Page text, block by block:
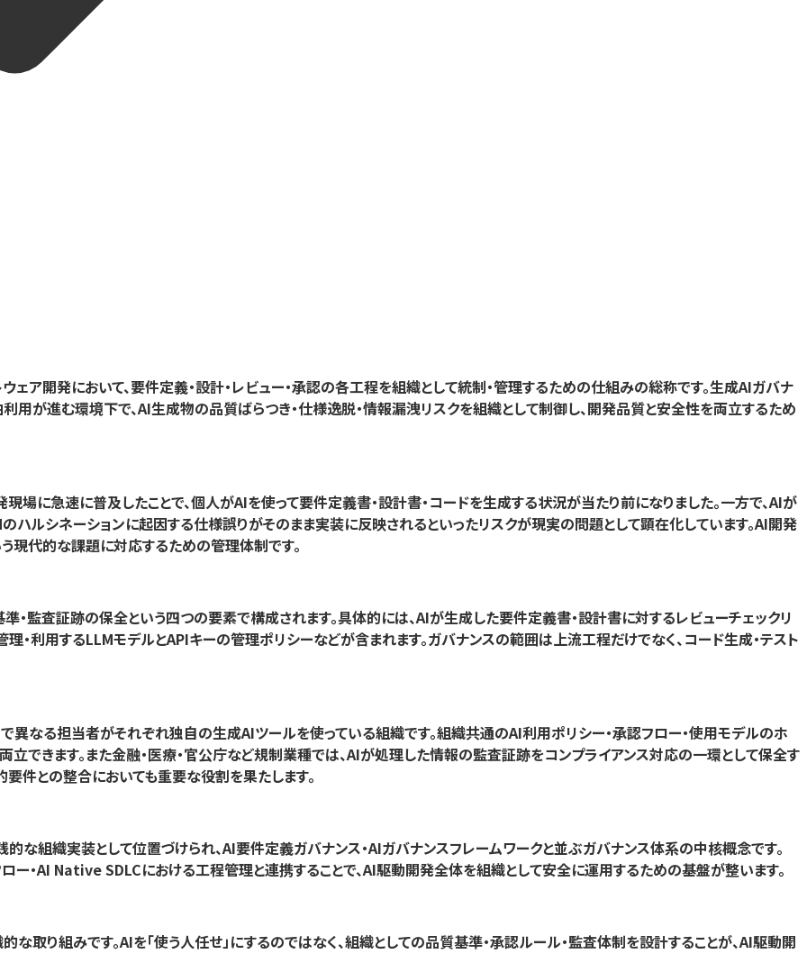
ア開発において、要件定義・設計・レビュー・承認の各工程を組織として統制・管理するための仕組みの総称です。生成AIガバナ
用が進む環境下で、AI生成物の品質ばらつき・仕様逸脱・情報漏洩リスクを組織として制御し、開発品質と安全性を両立するため
急速に普及したことで、個人がAIを使って要件定義書・設計書・コードを生成する状況が当たり前になりました。一方で、AIが
ルシネーションに起因する仕様誤りがそのまま実装に反映されるといったリスクが現実の問題として顕在化しています。AI開発
現代的な課題に対応するための管理体制です。
・監査証跡の保全という四つの要素で構成されます。具体的には、AIが生成した要件定義書・設計書に対するレビューチェックリ
・利用するLLMモデルとAPIキーの管理ポリシーなどが含まれます。ガバナンスの範囲は上流工程だけでなく、コード生成・テスト
なる担当者がそれぞれ独自の生成AIツールを使っている組織です。組織共通のAI利用ポリシー・承認フロー・使用モデルのホ
立できます。また金融・医療・官公庁など規制業種では、AIが処理した情報の監査証跡をコンプライアンス対応の一環として保全す
件との整合においても重要な役割を果たします。
な組織実装として位置づけられ、AI要件定義ガバナンス・AIガバナンスフレームワークと並ぶガバナンス体系の中核概念です。
ー・AI Native SDLCにおける工程管理と連携することで、AI駆動開発全体を組織として安全に運用するための基盤が整います。
取り組みです。AIを「使う人任せ」にするのではなく、組織としての品質基準・承認ルール・監査体制を設計することが、AI駆動開